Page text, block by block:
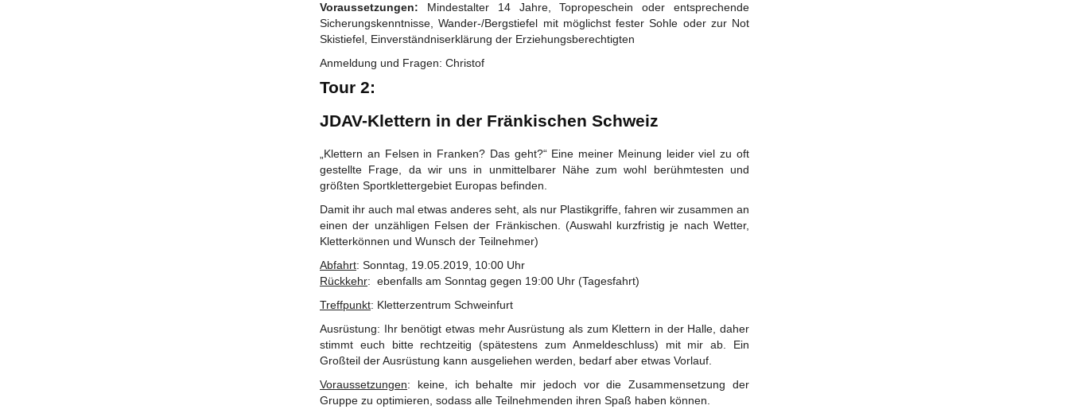
Voraussetzungen: Mindestalter 14 Jahre, Topropeschein oder entsprechende
Sicherungskenntnisse, Wander-/Bergstiefel mit möglichst fester Sohle oder zur Not
Skistiefel, Einverständniserklärung der Erziehungsberechtigten
Anmeldung und Fragen: Christof
Tour 2:
JDAV-Klettern in der Fränkischen Schweiz
„Klettern an Felsen in Franken? Das geht?“ Eine meiner Meinung leider viel zu oft
gestellte Frage, da wir uns in unmittelbarer Nähe zum wohl berühmtesten und
größten Sportklettergebiet Europas befinden.
Damit ihr auch mal etwas anderes seht, als nur Plastikgriffe, fahren wir zusammen an
einen der unzähligen Felsen der Fränkischen. (Auswahl kurzfristig je nach Wetter,
Kletterkönnen und Wunsch der Teilnehmer)
Abfahrt: Sonntag, 19.05.2019, 10:00 Uhr
Rückkehr: ebenfalls am Sonntag gegen 19:00 Uhr (Tagesfahrt)
Treffpunkt: Kletterzentrum Schweinfurt
Ausrüstung: Ihr benötigt etwas mehr Ausrüstung als zum Klettern in der Halle, daher
stimmt euch bitte rechtzeitig (spätestens zum Anmeldeschluss) mit mir ab. Ein
Großteil der Ausrüstung kann ausgeliehen werden, bedarf aber etwas Vorlauf.
Voraussetzungen: keine, ich behalte mir jedoch vor die Zusammensetzung der
Gruppe zu optimieren, sodass alle Teilnehmenden ihren Spaß haben können.